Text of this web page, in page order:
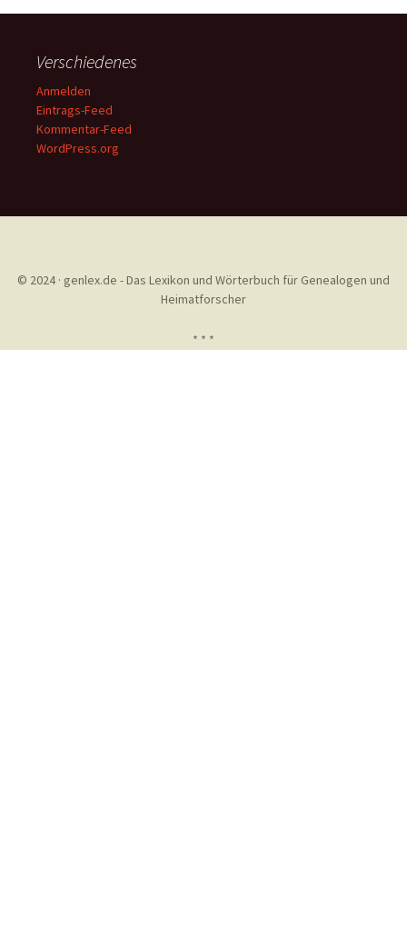
Verschiedenes
Anmelden
Eintrags-Feed
Kommentar-Feed
WordPress.org
© 2024 · genlex.de - Das Lexikon und Wörterbuch für Genealogen und
Heimatforscher
* * *